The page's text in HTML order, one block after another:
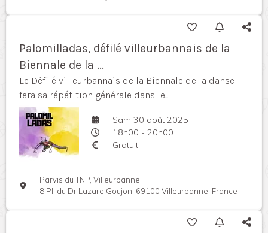
Palomilladas, défilé villeurbannais de la
Biennale de la ...
Le Défilé villeurbannais de la Biennale de la danse
fera sa répétition générale dans le...
Sam 30 août 2025
18h00 - 20h00
Gratuit
Parvis du TNP, Villeurbanne
8 Pl. du Dr Lazare Goujon, 69100 Villeurbanne, France